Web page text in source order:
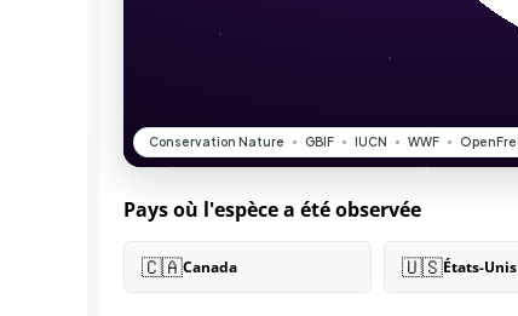
Pays où l'espèce a été observée
🇨🇦Canada 🇺🇸États-Unis